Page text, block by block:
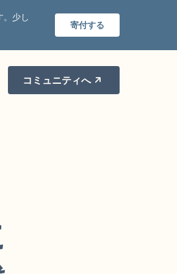
。少し
寄付する
コミュニティへ